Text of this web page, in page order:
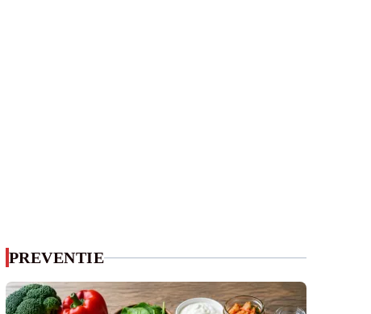
PREVENTIE